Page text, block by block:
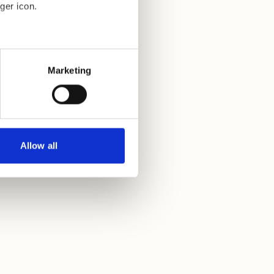
icon.
meters
who may combine it with
Marketing
Allow all